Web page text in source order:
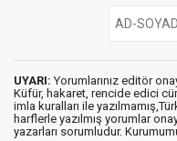
UYARI: Yorumlarınız editör
Küfür, hakaret, rencide edici
imla kuralları ile
harflerle yazılmış yorumlar
yazarları sorumludur.